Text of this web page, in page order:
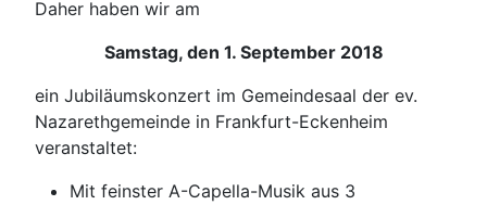
Daher haben wir am
Samstag, den 1. September 2018
ein Jubiläumskonzert im Gemeindesaal der ev.
Nazarethgemeinde in Frankfurt-Eckenheim
veranstaltet:
Mit feinster A-Capella-Musik aus 3